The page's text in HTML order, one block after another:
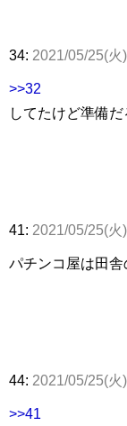
34: 2021/05/25(
>>32
してたけど準備
41: 2021/05/25(火
パチンコ屋は田
44: 2021/05/25(
>>41